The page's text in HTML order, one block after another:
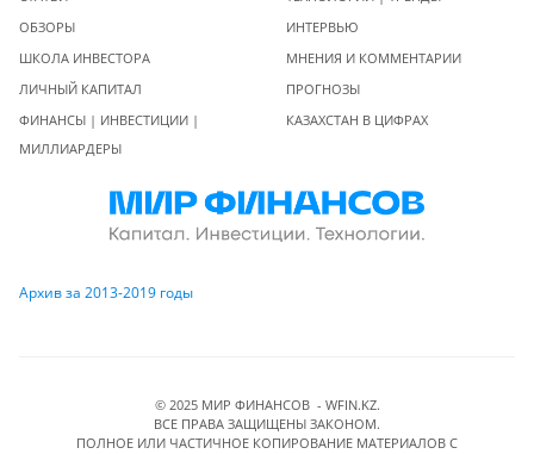
ОБЗОРЫ
ШКОЛА ИНВЕСТОРА
ЛИЧНЫЙ КАПИТАЛ
ФИНАНСЫ | ИНВЕСТИЦИИ |
МИЛЛИАРДЕРЫ
ИНТЕРВЬЮ
МНЕНИЯ И КОММЕНТАРИИ
ПРОГНОЗЫ
КАЗАХСТАН В ЦИФРАХ
Архив за 2013-2019 годы
© 2025 МИР ФИНАНСОВ - WFIN.KZ.
ВСЕ ПРАВА ЗАЩИЩЕНЫ ЗАКОНОМ.
ПОЛНОЕ ИЛИ ЧАСТИЧНОЕ КОПИРОВАНИЕ МАТЕРИАЛОВ C